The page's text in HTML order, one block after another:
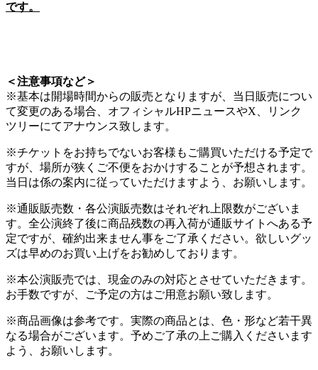
です。
＜注意事項など＞
※基本は開場時間からの販売となりますが、当日販売につい
て変更のある場合、オフィシャルHPニュースやX、リンク
ツリーにてアナウンス致します。
※チケットをお持ちでないお客様もご購買いただける予定で
すが、場所が狭くご不便をおかけすることが予想されます。
当日は係の案内に従っていただけますよう、お願いします。
※通販販売数・各公演販売数はそれぞれ上限数がございま
す。全公演終了後に商品残数の再入荷が通販サイトへある予
定ですが、確約出来ません事をご了承ください。欲しいグッ
ズは早めのお買い上げをお勧めしております。
※本公演販売では、現金のみの対応とさせていただきます。
お手数ですが、ご予定の方はご用意お願い致します。
※商品画像は参考です。実際の商品とは、色・形など若干異
なる場合がございます。予めご了承の上ご購入くださいます
よう、お願いします。